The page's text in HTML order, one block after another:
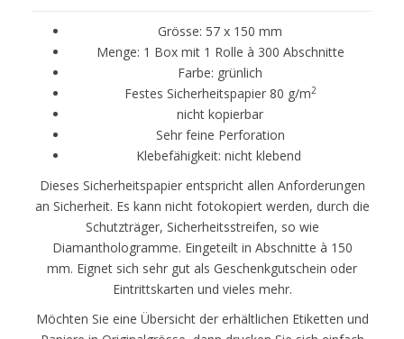
Grösse: 57 x 150 mm
Menge: 1 Box mit 1 Rolle à 300 Abschnitte
Farbe: grünlich
Festes Sicherheitspapier 80 g/m2
nicht kopierbar
Sehr feine Perforation
Klebefähigkeit: nicht klebend
Dieses Sicherheitspapier entspricht allen Anforderungen
an Sicherheit. Es kann nicht fotokopiert werden, durch die
Schutzträger, Sicherheitsstreifen, so wie
Diamanthologramme. Eingeteilt in Abschnitte à 150
mm. Eignet sich sehr gut als Geschenkgutschein oder
Eintrittskarten und vieles mehr.
Möchten Sie eine Übersicht der erhältlichen Etiketten und